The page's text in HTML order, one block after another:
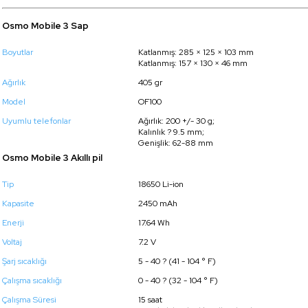
Osmo Mobile 3 Sap
Boyutlar
Katlanmış: 285 × 125 × 103 mm
Katlanmış: 157 × 130 × 46 mm
Ağırlık
405 gr
Model
OF100
Uyumlu telefonlar
Ağırlık: 200 +/- 30 g;
Kalınlık ? 9.5 mm;
Genişlik: 62-88 mm
Osmo Mobile 3 Akıllı pil
Tip
18650 Li-ion
Kapasite
2450 mAh
Enerji
17.64 Wh
Voltaj
7.2 V
Şarj sıcaklığı
5 - 40 ? (41 - 104 ° F)
Çalışma sıcaklığı
0 - 40 ? (32 - 104 ° F)
Çalışma Süresi
15 saat